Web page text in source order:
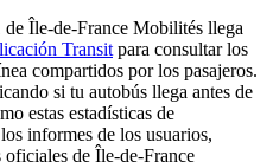
de Île-de-France Mobilités llega
Transit para consultar los
compartidos por los pasajeros.
si tu autobús llega antes de
estas estadísticas de
informes de los usuarios,
oficiales de Île-de-France